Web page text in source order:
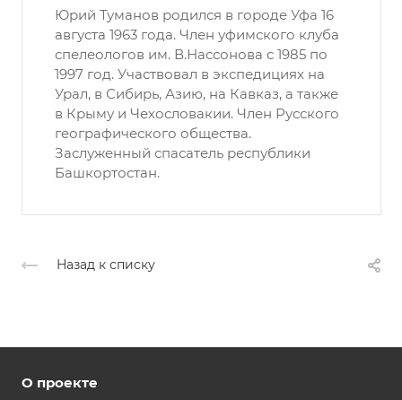
Юрий Туманов родился в городе Уфа 16
августа 1963 года. Член уфимского клуба
спелеологов им. В.Нассонова с 1985 по
1997 год. Участвовал в экспедициях на
Урал, в Сибирь, Азию, на Кавказ, а также
в Крыму и Чехословакии. Член Русского
географического общества.
Заслуженный спасатель республики
Башкортостан.
Назад к списку
О проекте